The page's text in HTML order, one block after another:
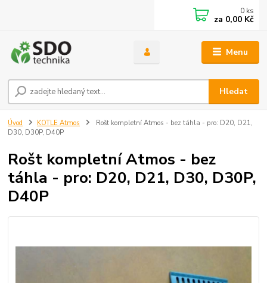
Menu
Hledat
0 ks
za 0,00 Kč
Úvod KOTLE Atmos
Rošt kompletní Atmos - bez táhla - pro: D20, D21,
D30, D30P, D40P
Rošt kompletní Atmos - bez
táhla - pro: D20, D21, D30, D30P,
D40P